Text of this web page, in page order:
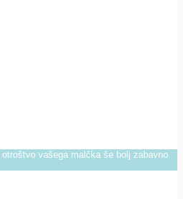
vašega malčka še bolj zabavno